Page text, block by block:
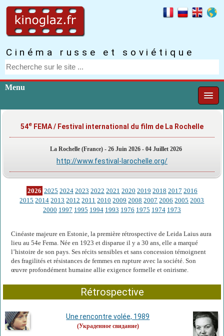
Cinéma russe et soviétique
Menu
54e FEMA / Festival international du film de La Rochelle
La Rochelle (France) - 26 Juin 2026 - 04 Juillet 2026
http://www.festival-larochelle.org/
2026 2025 2024 2023 2022 2021 2020 2019 2018 2017 2016
2015 2014 2013 2012 2011 2010 2009 2008 2007 2006 2005 2003
2000 1997 1995 1994 1993 1976 1975 1974 1973
Cinéaste majeure en Estonie, la première rétrospective de Leida Laius aura
lieu au 54e Fema. Née en 1923 et disparue il y a 30 ans, elle a marqué
l’histoire de son pays. Ses récits sensibles et sans concession témoignent
des fragilités et résistances de femmes en rupture avec la société. Son
œuvre profondément humaine allie exigence formelle et onirisme.
Rétrospective
Une rencontre volée, 1989
(Украденное свидание)